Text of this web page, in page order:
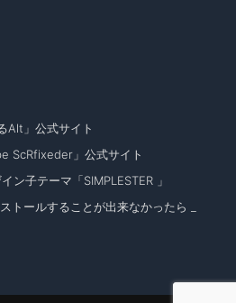
Alt」公式サイト
ScRfixeder」公式サイト
ン子テーマ「SIMPLESTER 」
トールすることが出来なかったら _